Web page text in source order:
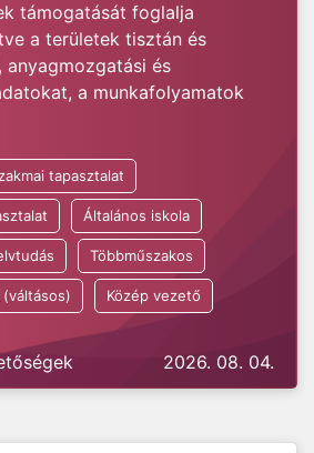
támogatását foglalja
a területek tisztán és
és
a munkafolyamatok
tapasztalat
Általános iskola
Többműszakos
Közép vezető
2026. 08. 04.